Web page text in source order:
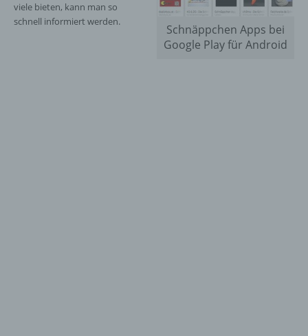
Schnäppchen Apps bei
Google Play für Android
viele bieten, kann man so
schnell informiert werden.